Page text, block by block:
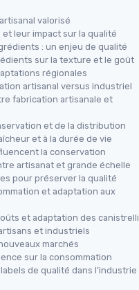
SUD
(6 x 0,25 L)
etgourmand
en format 0,25 L
Sud de la France
41 avis
l'offre
valorisé
leur impact sur la qualité
: un enjeu de qualité
sur la texture et le goût
régionales
artisanal versus industriel
fabrication artisanale et
et de la distribution
et à la durée de vie
la conservation
artisanat et grande échelle
pour préserver la qualité
et adaptation aux
et adaptation des canistrelli
et industriels
marchés
sur la consommation
de qualité dans l’industrie